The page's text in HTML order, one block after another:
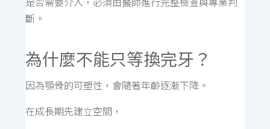
斷。
為什麼不能只等換完牙？
因為顎骨的可塑性，會隨著年齡逐漸下降。
在成長期先建立空間，